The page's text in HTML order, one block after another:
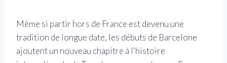
Même si partir hors de France est devenu une
tradition de longue date, les débuts de Barcelone
ajoutent un nouveau chapitre à l'histoire